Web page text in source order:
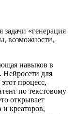
«генерация
возможности,
навыков в
Нейросети для
процесс,
по текстовому
открывает
и креаторов,